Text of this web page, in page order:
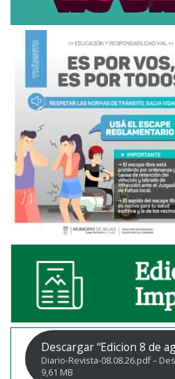
Descargar “Edicion 8 de
Diario-Revista-08.08.26.pdf –
9,61 MB